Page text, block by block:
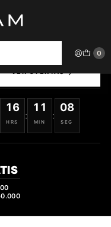
0
Edp 70 ml
SELECCIONADOS
16
HRS
:
11
MIN
:
07
SEG